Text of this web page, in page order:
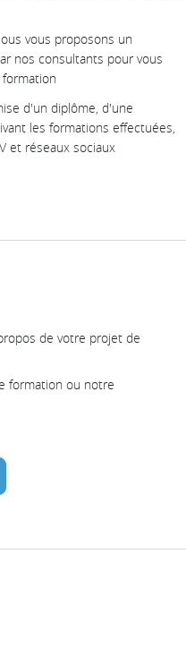
vous proposons un
nos consultants pour vous
d'un diplôme, d'une
les formations effectuées,
et réseaux sociaux
de votre projet de
formation ou notre